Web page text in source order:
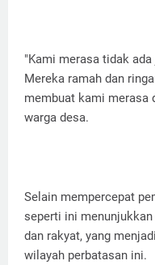
"Kami merasa tidak
Mereka ramah dan
membuat kami merasa
warga desa.
Selain mempercepat
seperti ini
dan rakyat, yang
wilayah perbatasan ini.